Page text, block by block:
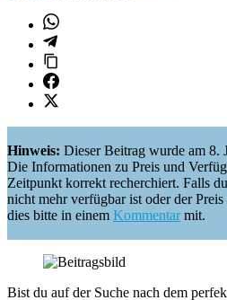
Hinweis: Dieser Beitrag wurde am 8.
Die Informationen zu Preis und
Zeitpunkt korrekt recherchiert. Falls
nicht mehr verfügbar ist oder der
dies bitte in einem Kommentarmit.
Bist du auf der Suche nach dem